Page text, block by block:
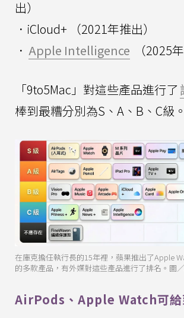
出）
．iCloud+ （2021年推出）
． Apple Intelligence （2025
「9to5Mac」對這些產品進行了
棒到最糟分別為S、A、B、C級。
在庫克擔任執行長的15年裡，蘋果推出了Apple
的多款產品，有外媒對這些產品進行了排名。圖
AirPods、Apple Watch可給